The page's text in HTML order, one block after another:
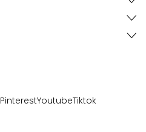
PinterestYoutubeTiktok